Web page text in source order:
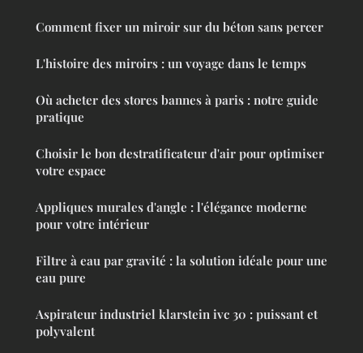
Comment fixer un miroir sur du béton sans percer
L'histoire des miroirs : un voyage dans le temps
Où acheter des stores bannes à paris : notre guide
pratique
Choisir le bon destratificateur d'air pour optimiser
votre espace
Appliques murales d'angle : l'élégance moderne
pour votre intérieur
Filtre à eau par gravité : la solution idéale pour une
eau pure
Aspirateur industriel klarstein ivc 30 : puissant et
polyvalent